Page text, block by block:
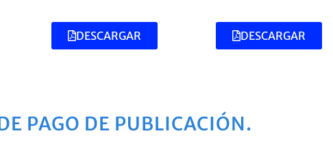
DESCARGAR DESCARGAR
PAGO DE PUBLICACIÓN.